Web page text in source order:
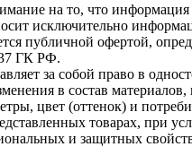
на то, что информация
исключительно
публичной офертой,
ГК РФ.
за собой право в
в состав материалов,
цвет (оттенок) и
товарах, при
и защитных